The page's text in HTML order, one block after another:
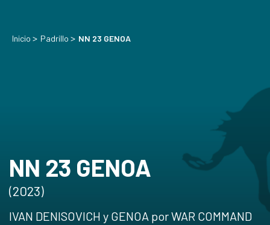
Inicio > Padrillo > NN 23 GENOA
NN 23 GENOA
(2023)
IVAN DENISOVICH y GENOA por WAR COMMAND